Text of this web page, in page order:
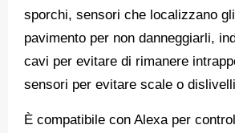
sporchi, sensori che localizzano
pavimento per non danneggiarli,
cavi per evitare di rimanere
sensori per evitare scale o
È compatibile con Alexa per